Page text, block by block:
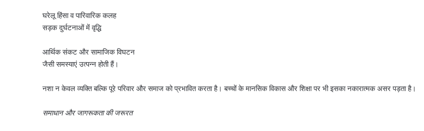
घरेलू हिंसा व पारिवारिक कलह
सड़क दुर्घटनाओं में वृद्धि
आर्थिक संकट और सामाजिक विघटन
जैसी समस्याएं उत्पन्न होती हैं।
नशा न केवल व्यक्ति बल्कि पूरे परिवार और समाज को प्रभावित करता है। बच्चों के मानसिक विकास और शिक्षा पर भी इसका नकारात्मक असर पड़ता है।
समाधान और जागरूकता की जरूरत